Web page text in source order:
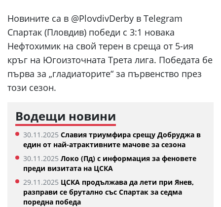
Новините са в @PlovdivDerby в Telegram
Спартак (Пловдив) победи с 3:1 новака
Нефтохимик на свой терен в среща от 5-ия
кръг на Югоизточната Трета лига. Победата бе
първа за „гладиаторите“ за първенство през
този сезон.
Водещи новини
30.11.2025 Славия триумфира срещу Добруджа в
един от най-атрактивните мачове за сезона
30.11.2025 Локо (Пд) с информация за феновете
преди визитата на ЦСКА
29.11.2025 ЦСКА продължава да лети при Янев,
разправи се брутално със Спартак за седма
поредна победа